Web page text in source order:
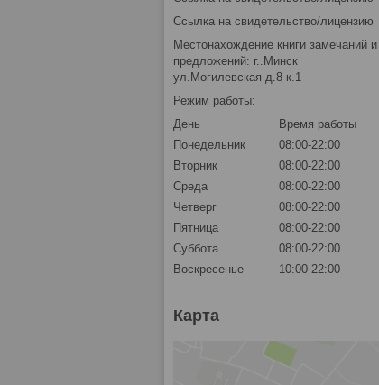
Ссылка на свидетельство/лицензию
Местонахождение книги замечаний и
предложений: г..Минск
ул.Могилевская д.8 к.1
Режим работы:
День
Время работы
Понедельник
08:00-22:00
Вторник
08:00-22:00
Среда
08:00-22:00
Четверг
08:00-22:00
Пятница
08:00-22:00
Суббота
08:00-22:00
Воскресенье
10:00-22:00
Карта